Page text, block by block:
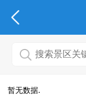
暂无数据.